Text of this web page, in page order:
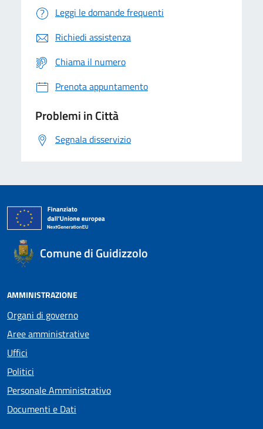
Leggi le domande frequenti
Richiedi assistenza
Chiama il numero
Prenota appuntamento
Problemi in Città
Segnala disservizio
Comune di Guidizzolo
AMMINISTRAZIONE
Organi di governo
Aree amministrative
Uffici
Politici
Personale Amministrativo
Documenti e Dati